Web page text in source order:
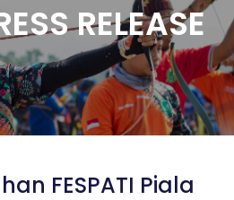
RELEASE
FESPATI Piala